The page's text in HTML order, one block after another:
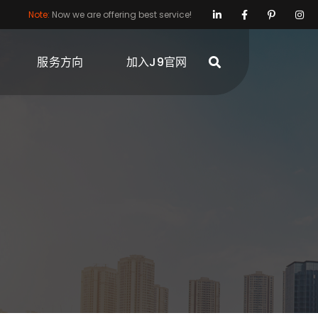
Note: Now we are offering best service!
服务方向 加入J9官网